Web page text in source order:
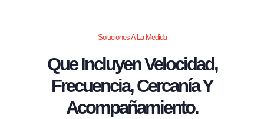
Soluciones A La Medida
Que Incluyen Velocidad,
Frecuencia, Cercanía Y
Acompañamiento.